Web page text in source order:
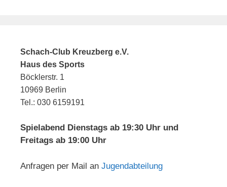
Schach-Club Kreuzberg e.V.
Haus des Sports
Böcklerstr. 1
10969 Berlin
Tel.: 030 6159191
Spielabend Dienstags ab 19:30 Uhr und
Freitags ab 19:00 Uhr
Anfragen per Mail an Jugendabteilung